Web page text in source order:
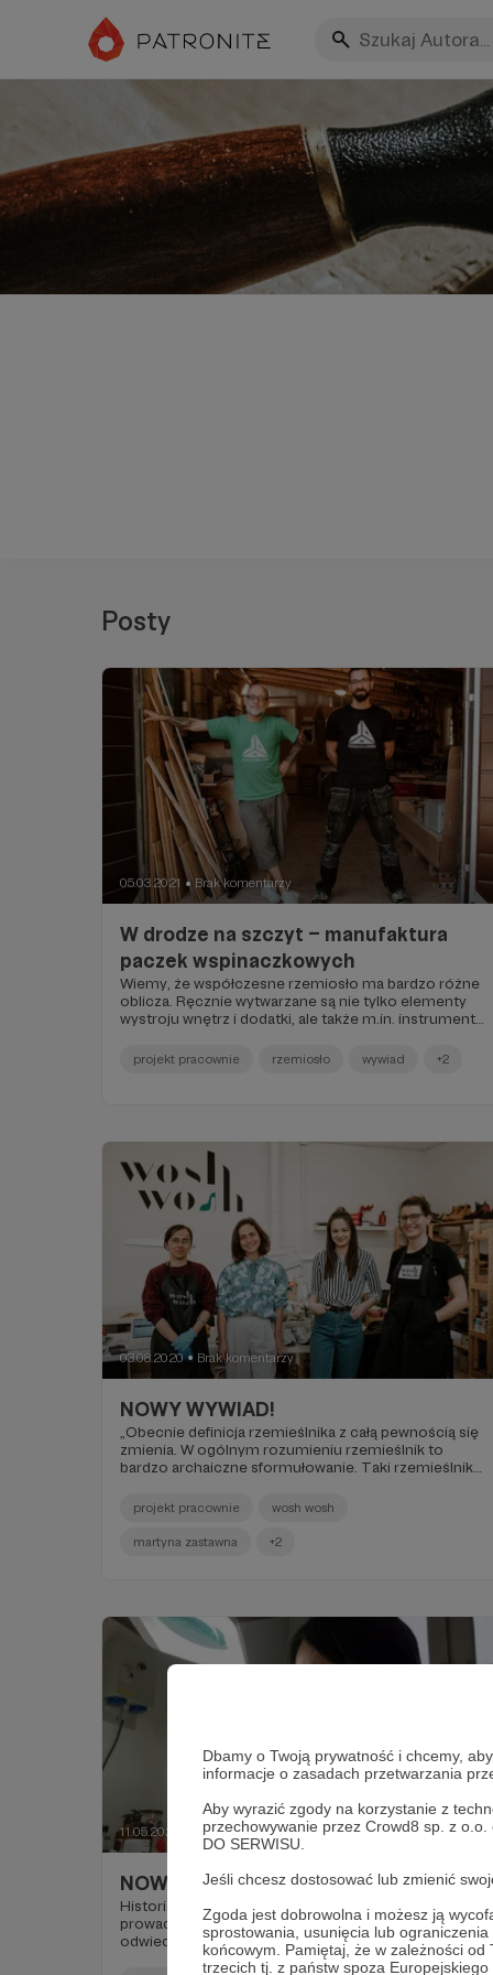
Dbamy o Twoją prywatność i chcemy,
informacje o zasadach przetwarzania
Aby wyrazić zgody na korzystanie z
przechowywanie przez Crowd8 sp. z
DO SERWISU.
Jeśli chcesz dostosować lub zmienić
Zgoda jest dobrowolna i możesz ją
sprostowania, usunięcia lub
końcowym. Pamiętaj, że w zależności
trzecich tj. z państw spoza
Posty
05.03.2021 ● Brak komentarzy
W drodze na szczyt – manufaktura
paczek wspinaczkowych
Wiemy, że współczesne rzemiosło ma bardzo różne
oblicza. Ręcznie wytwarzane są nie tylko elementy
wystroju wnętrz i dodatki, ale także m.in. instrumenty
miejsc, w których powstają nietuzinkowe
przedmioty, nie brakuje i bardzo lubimy odwiedzać
drewniane paczki na ścianki wspinaczkowe.
Poznajcie ich historię!
projekt pracownie rzemiosło wywiad +2
03.08.2020 ● Brak komentarzy
NOWY WYWIAD!
„Obecnie definicja rzemieślnika z całą pewnością się
zmienia. W ogólnym rozumieniu rzemieślnik to
bardzo archaiczne sformułowanie. Taki rzemieślnik z
który działa obecnie. Przede wszystkim dlatego, że
świat się zmienia i trzeba się do niego dostosować.
My jako WoshWosh stanowimy odpowiedź na nowe
wciąż przynoszą kolejne”.
projekt pracownie wosh wosh
martyna zastawna +2
11.05.2020 Brak komentarzy
NOWY WYWIAD!
Historia pracowni Renovatio, którą obecnie
prowadzi Katarzyna Kimula, sięga 1978 roku. Kiedy
odwiedzamy to niezwykłe miejsce na warszawskim
Grochowie, odnosimy wrażenie, że w warsztacie